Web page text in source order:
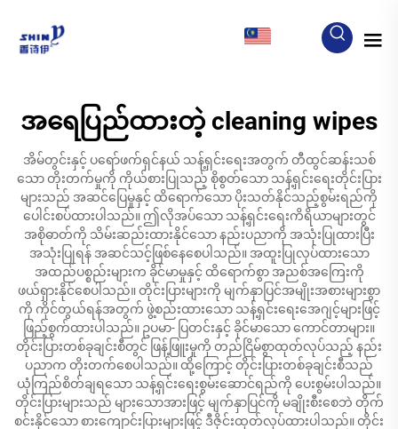
အရေပြည်ထားတဲ့ cleaning wipes
အိမ်တွင်းနှင့် ပရော်ဖက်ရှင်နယ် သန့်ရှင်းရေးအတွက် တီထွင်ဆန်းသစ်
သော တိုးတက်မှုကို ကိုယ်စားပြုသည့် စိုစွတ်သော သန့်ရှင်းရေးတိုင်းပြား
များသည် အဆင်ပြေမှုနှင့် ထိရောက်သော ပိုးသတ်နိုင်သည့်စွမ်းရည်ကို
ပေါင်းစပ်ထားပါသည်။ ဤလိုအပ်သော သန့်ရှင်းရေးကိရိယာများတွင်
အစိုဓာတ်ကို သိမ်းဆည်းထားနိုင်သော နည်းပညာကို အသုံးပြုထားပြီး
အသုံးပြုရန် အဆင်သင့်ဖြစ်နေစေပါသည်။ အထူးပြုလုပ်ထားသော
အထည်ပစ္စည်းများက ခိုင်မာမှုနှင့် ထိရောက်စွာ အညစ်အကြေးကို
ဖယ်ရှားနိုင်စေပါသည်။ တိုင်းပြားများကို မျက်နှာပြင်အမျိုးအစားများစွာ
ကို ကိုင်တွယ်ရန်အတွက် ဖွဲ့စည်းထားသော သန့်ရှင်းရေးအေဂျင့်များဖြင့်
ဖြည့်စွက်ထားပါသည်။ ဥပမာ- ပြတင်းနှင့် ခိုင်မာသော ကောင်တာများ။
တိုင်းပြားတစ်ခုချင်းစီတွင် ဖြန့်ဖြူးမှုကို တည်ငြိမ်စွာထုတ်လုပ်သည့် နည်း
ပညာက တိုးတက်စေပါသည်။ ထို့ကြောင့် တိုင်းပြားတစ်ခုချင်းစီသည်
ယုံကြည်စိတ်ချရသော သန့်ရှင်းရေးစွမ်းဆောင်ရည်ကို ပေးစွမ်းပါသည်။
တိုင်းပြားများသည် များသောအားဖြင့် မျက်နှာပြင်ကို မချိုးစီးစေဘဲ တိုက်
စင်းနိုင်သော စားကျောင်းပြားများဖြင့် ဒီဇိုင်းထုတ်လုပ်ထားပါသည်။ တိုင်း